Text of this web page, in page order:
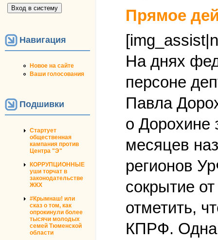
Навигация
Новое на сайте
Ваши голосования
Подшивки
Стартует
общественная
кампания против
Центра "Э"
КОРРУПЦИОННЫЕ
уши торчат в
законодательстве
ЖКХ
#Крымнаш! или
сказ о том, как
опрокинули более
тысячи молодых
семей Тюменской
области
Прямое
На днях
персоне
Павла
о Дорохине
месяцев
регионов
сокрытие
отметить,
КПРФ.